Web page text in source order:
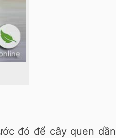
đó để cây quen dần